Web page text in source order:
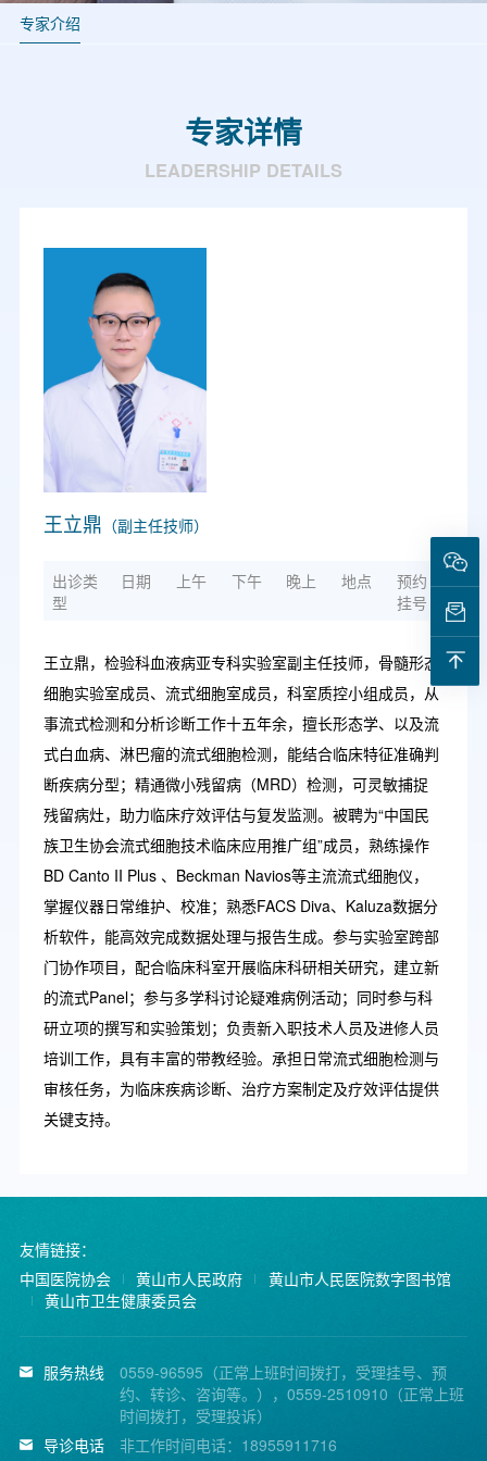
专家介绍
专家详情
LEADERSHIP DETAILS
王立鼎 （副主任技师）
出诊类
型
日期 上午 下午 晚上 地点
预约
挂号
王立鼎，检验科血液病亚专科实验室副主任技师，骨髓形态
细胞实验室成员、流式细胞室成员，科室质控小组成员，从
事流式检测和分析诊断工作十五年余，擅长形态学、以及流
式白血病、淋巴瘤的流式细胞检测，能结合临床特征准确判
断疾病分型；精通微小残留病（MRD）检测，可灵敏捕捉
残留病灶，助力临床疗效评估与复发监测。被聘为“中国民
族卫生协会流式细胞技术临床应用推广组”成员，熟练操作
BD Canto II Plus 、Beckman Navios等主流流式细胞仪，
掌握仪器日常维护、校准；熟悉FACS Diva、Kaluza数据分
析软件，能高效完成数据处理与报告生成。参与实验室跨部
门协作项目，配合临床科室开展临床科研相关研究，建立新
的流式Panel；参与多学科讨论疑难病例活动；同时参与科
研立项的撰写和实验策划；负责新入职技术人员及进修人员
培训工作，具有丰富的带教经验。承担日常流式细胞检测与
审核任务，为临床疾病诊断、治疗方案制定及疗效评估提供
关键支持。
友情链接：
中国医院协会
黄山市人民政府
黄山市人民医院数字图书馆
黄山市卫生健康委员会
服务热线
0559-96595（正常上班时间拨打，受理挂号、预
约、转诊、咨询等。），0559-2510910（正常上班
时间拨打，受理投诉）
导诊电话
非工作时间电话：18955911716